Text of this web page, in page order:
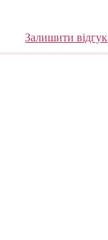
Залишити відгук